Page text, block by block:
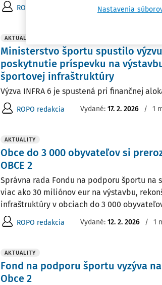
ROPO redakcia Vydané:23. 3. 2026 / 1
AKTUALITY
Ministerstvo športu spustilo
poskytnutie príspevku na
športovej infraštruktúry
Výzva INFRA 6 je spustená pri finančnej
ROPO redakcia Vydané: 17. 2. 2026 / 1
AKTUALITY
Obce do 3 000 obyvateľov si
OBCE 2
Správna rada Fondu na podporu športu na
viac ako 30 miliónov eur na výstavbu,
infraštruktúry v obciach do 3 000
ROPO redakcia Vydané: 12. 2. 2026 / 1
AKTUALITY
Fond na podporu športu vyzýva
Obce 2
Nastavenia